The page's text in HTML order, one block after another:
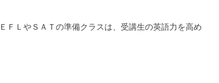
ＦＬやＳＡＴの準備クラスは、受講生の英語力を高め